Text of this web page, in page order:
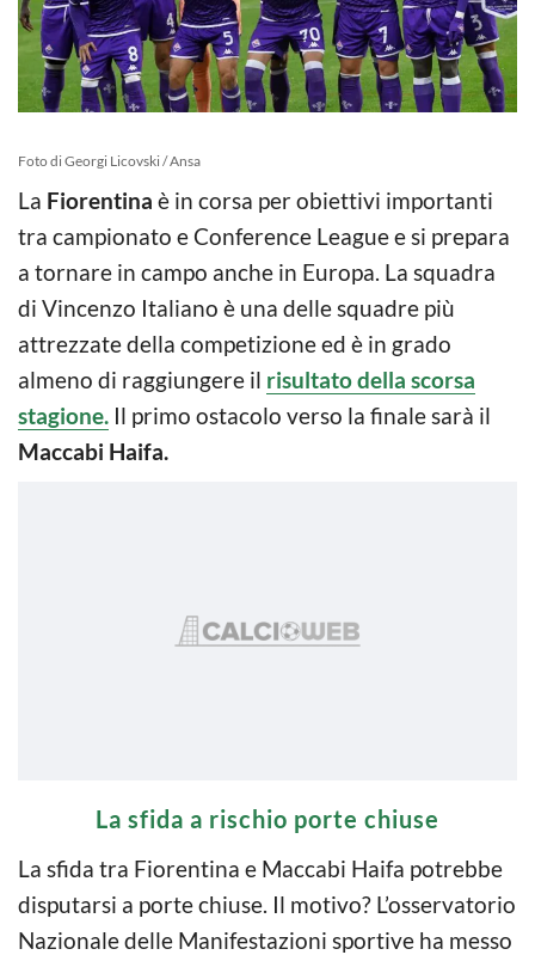
Foto di Georgi Licovski / Ansa
La Fiorentina è in corsa per obiettivi importanti
tra campionato e Conference League e si prepara
a tornare in campo anche in Europa. La squadra
di Vincenzo Italiano è una delle squadre più
attrezzate della competizione ed è in grado
almeno di raggiungere il risultato della scorsa
stagione. Il primo ostacolo verso la finale sarà il
Maccabi Haifa.
La sfida a rischio porte chiuse
La sfida tra Fiorentina e Maccabi Haifa potrebbe
disputarsi a porte chiuse. Il motivo? L’osservatorio
Nazionale delle Manifestazioni sportive ha messo